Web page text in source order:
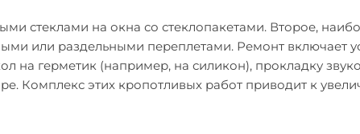
на окна со стеклопакетами. Второе,
или раздельными переплетами. Ремонт включает
на герметик (например, на силикон), прокладку
Комплекс этих кропотливых работ приводит к